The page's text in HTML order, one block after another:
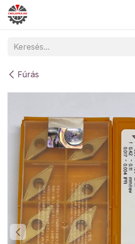
Skip to Content
Fúrás